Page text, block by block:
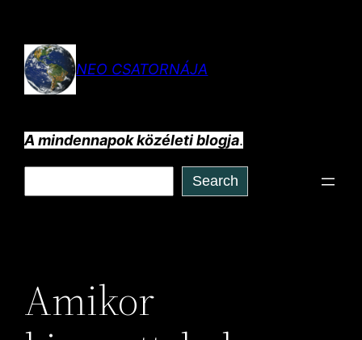
tartalomhozNEO CSATORNÁJA
A mindennapok közéleti blogja.
Search
Amikor